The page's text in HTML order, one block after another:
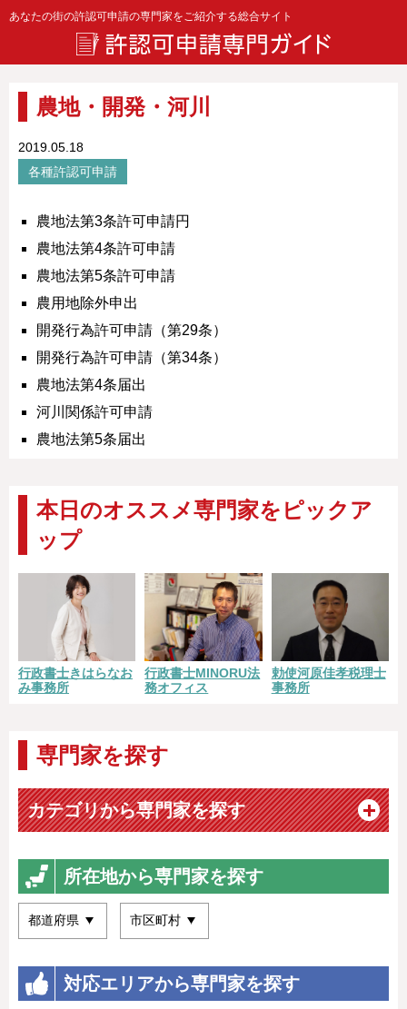
あなたの街の許認可申請の専門家をご紹介する総合サイト
農地・開発・河川
2019.05.18
各種許認可申請
農地法第3条許可申請円
農地法第4条許可申請
農地法第5条許可申請
農用地除外申出
開発行為許可申請（第29条）
開発行為許可申請（第34条）
農地法第4条届出
河川関係許可申請
農地法第5条届出
本日のオススメ専門家をピックア
ップ
行政書士きはらなお
み事務所
行政書士MINORU法
務オフィス
勅使河原佳孝税理士
事務所
専門家を探す
カテゴリから専門家を探す
所在地から専門家を探す
対応エリアから専門家を探す